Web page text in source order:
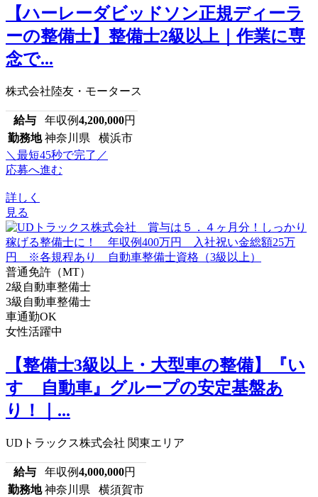
【ハーレーダビッドソン正規ディーラ
ーの整備士】整備士2級以上｜作業に専
念で...
株式会社陸友・モータース
給与 年収例4,200,000円
勤務地 神奈川県 横浜市
＼最短45秒で完了／
応募へ進む
詳しく
見る
普通免許（MT）
2級自動車整備士
3級自動車整備士
車通勤OK
女性活躍中
【整備士3級以上・大型車の整備】『い
すゞ自動車』グループの安定基盤あ
り！｜...
UDトラックス株式会社 関東エリア
給与 年収例4,000,000円
勤務地 神奈川県 横須賀市